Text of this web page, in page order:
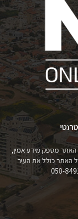
האתר מספק מידע אמין,
של האתר כולל את העיר